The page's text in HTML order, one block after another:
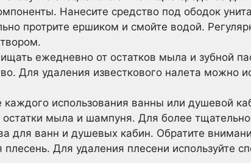
Нанесите средство под ободок
протрите ершиком и смойте водой.
ежедневно от остатков мыла и зубной
Для удаления известкового налета можно
каждого использования ванны или душевой
мыла и шампуня. Для более
для ванн и душевых кабин. Обратите
плесень. Для удаления плесени используйте